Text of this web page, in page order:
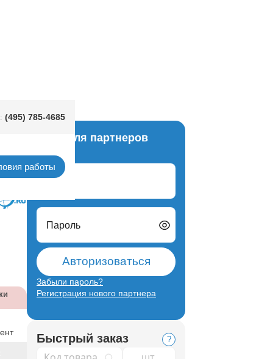
(495) 785-4685
работы
Вход для партнеров
Логин
Пароль
Авторизоваться
Забыли пароль?
Регистрация нового партнера
Быстрый заказ ?
Код товара